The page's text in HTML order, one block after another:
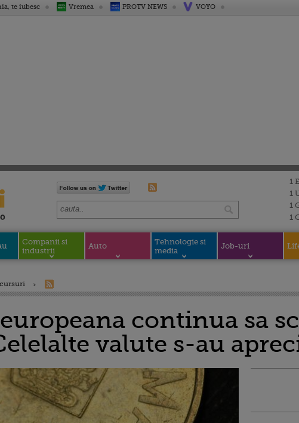
te iubesc Vremea PROTV NEWS VOYO
1
1
1
1
Companii si
industrii
Auto
Tehnologie si
media
Job-uri
cursuri
continua sa
valute s-au